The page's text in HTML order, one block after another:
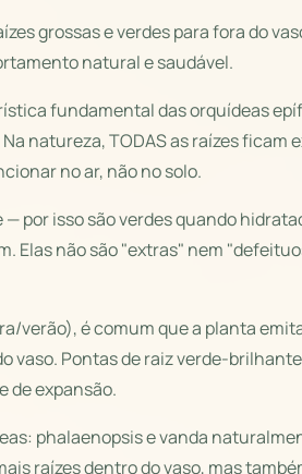
grossas e verdes para fora do
natural e saudável.
fundamental das orquídeas
natureza, TODAS as raízes ficam
no ar, não no solo.
por isso são verdes quando
Elas não são "extras" nem
verão), é comum que a planta
vaso. Pontas de raiz verde-
de expansão.
phalaenopsis e vanda
raízes dentro do vaso, mas